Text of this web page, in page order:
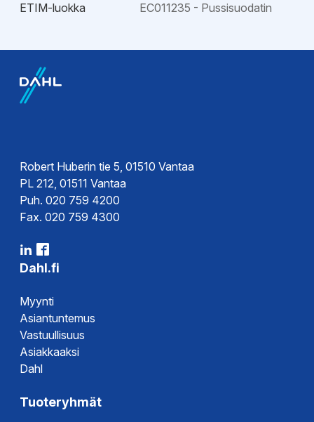
ETIM-luokka EC011235 - Pussisuodatin
Esite
Robert Huberin tie 5, 01510 Vantaa
PL 212, 01511 Vantaa
Puh. 020 759 4200
Fax. 020 759 4300
Dahl.fi
Myynti
Asiantuntemus
Vastuullisuus
Asiakkaaksi
Dahl
Tuoteryhmät